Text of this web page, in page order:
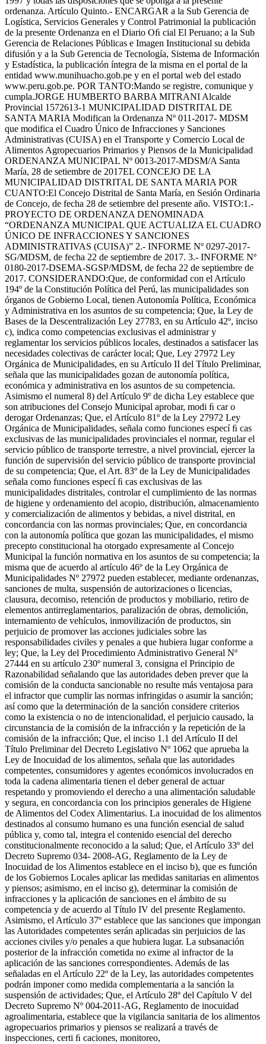
ordenanza. Artículo Quinto.- ENCARGAR a la Sub Gerencia de
Logística, Servicios Generales y Control Patrimonial la publicación
de la presente Ordenanza en el Diario Oﬁ cial El Peruano; a la Sub
Gerencia de Relaciones Públicas e Imagen Institucional su debida
difusión y a la Sub Gerencia de Tecnología, Sistema de Información
y Estadística, la publicación íntegra de la misma en el portal de la
entidad www.munihuacho.gob.pe y en el portal web del estado
www.peru.gob.pe. POR TANTO:Mando se registre, comunique y
cumpla.JORGE HUMBERTO BARBA MITRANI Alcalde
Provincial 1572613-1 MUNICIPALIDAD DISTRITAL DE
SANTA MARIA Modifican la Ordenanza Nº 011-2017- MDSM
que modifica el Cuadro Único de Infracciones y Sanciones
Administrativas (CUISA) en el Transporte y Comercio Local de
Alimentos Agropecuarios Primarios y Piensos de la Municipalidad
ORDENANZA MUNICIPAL Nº 0013-2017-MDSM/A Santa
María, 28 de setiembre de 2017EL CONCEJO DE LA
MUNICIPALIDAD DISTRITAL DE SANTA MARIA POR
CUANTO:El Concejo Distrital de Santa María, en Sesión Ordinaria
de Concejo, de fecha 28 de setiembre del presente año. VISTO:1.-
PROYECTO DE ORDENANZA DENOMINADA
“ORDENANZA MUNICIPAL QUE ACTUALIZA EL CUADRO
ÚNICO DE INFRACCIONES Y SANCIONES
ADMINISTRATIVAS (CUISA)” 2.- INFORME Nº 0297-2017-
SG/MDSM, de fecha 22 de septiembre de 2017. 3.- INFORME Nº
0180-2017-DSEMA-SGSP/MDSM, de fecha 22 de septiembre de
2017. CONSIDERANDO:Que, de conformidad con el Artículo
194º de la Constitución Política del Perú, las municipalidades son
órganos de Gobierno Local, tienen Autonomía Política, Económica
y Administrativa en los asuntos de su competencia; Que, la Ley de
Bases de la Descentralización Ley 27783, en su Artículo 42º, inciso
c), indica como competencias exclusivas el administrar y
reglamentar los servicios públicos locales, destinados a satisfacer las
necesidades colectivas de carácter local; Que, Ley 27972 Ley
Orgánica de Municipalidades, en su Artículo II del Título Preliminar,
señala que las municipalidades gozan de autonomía política,
económica y administrativa en los asuntos de su competencia.
Asimismo el numeral 8) del Artículo 9º de dicha Ley establece que
son atribuciones del Consejo Municipal aprobar, modi ﬁ car o
derogar Ordenanzas; Que, el Artículo 81º de la Ley 27972 Ley
Orgánica de Municipalidades, señala como funciones especí ﬁ cas
exclusivas de las municipalidades provinciales el normar, regular el
servicio público de transporte terrestre, a nivel provincial, ejercer la
función de supervisión del servicio público de transporte provincial
de su competencia; Que, el Art. 83º de la Ley de Municipalidades
señala como funciones especí ﬁ cas exclusivas de las
municipalidades distritales, controlar el cumplimiento de las normas
de higiene y ordenamiento del acopio, distribución, almacenamiento
y comercialización de alimentos y bebidas, a nivel distrital, en
concordancia con las normas provinciales; Que, en concordancia
con la autonomía política que gozan las municipalidades, el mismo
precepto constitucional ha otorgado expresamente al Concejo
Municipal la función normativa en los asuntos de su competencia; la
misma que de acuerdo al artículo 46º de la Ley Orgánica de
Municipalidades Nº 27972 pueden establecer, mediante ordenanzas,
sanciones de multa, suspensión de autorizaciones o licencias,
clausura, decomiso, retención de productos y mobiliario, retiro de
elementos antirreglamentarios, paralización de obras, demolición,
internamiento de vehículos, inmovilización de productos, sin
perjuicio de promover las acciones judiciales sobre las
responsabilidades civiles y penales a que hubiera lugar conforme a
ley; Que, la Ley del Procedimiento Administrativo General Nº
27444 en su artículo 230º numeral 3, consigna el Principio de
Razonabilidad señalando que las autoridades deben prever que la
comisión de la conducta sancionable no resulte más ventajosa para
el infractor que cumplir las normas infringidas o asumir la sanción;
así como que la determinación de la sanción considere criterios
como la existencia o no de intencionalidad, el perjuicio causado, la
circunstancia de la comisión de la infracción y la repetición de la
comisión de la infracción; Que, el inciso 1.1 del Artículo II del
Título Preliminar del Decreto Legislativo Nº 1062 que aprueba la
Ley de Inocuidad de los alimentos, señala que las autoridades
competentes, consumidores y agentes económicos involucrados en
toda la cadena alimentaria tienen el deber general de actuar
respetando y promoviendo el derecho a una alimentación saludable
y segura, en concordancia con los principios generales de Higiene
de Alimentos del Codex Alimentarius. La inocuidad de los alimentos
destinados al consumo humano es una función esencial de salud
pública y, como tal, integra el contenido esencial del derecho
constitucionalmente reconocido a la salud; Que, el Artículo 33º del
Decreto Supremo 034- 2008-AG, Reglamento de la Ley de
Inocuidad de los Alimentos establece en el inciso b), que es función
de los Gobiernos Locales aplicar las medidas sanitarias en alimentos
y piensos; asimismo, en el inciso g), determinar la comisión de
infracciones y la aplicación de sanciones en el ámbito de su
competencia y de acuerdo al Título IV del presente Reglamento.
Asimismo, el Artículo 37º establece que las sanciones que impongan
las Autoridades competentes serán aplicadas sin perjuicios de las
acciones civiles y/o penales a que hubiera lugar. La subsanación
posterior de la infracción cometida no exime al infractor de la
aplicación de las sanciones correspondientes. Además de las
señaladas en el Artículo 22º de la Ley, las autoridades competentes
podrán imponer como medida complementaria a la sanción la
suspensión de actividades; Que, el Artículo 28º del Capítulo V del
Decreto Supremo Nº 004-2011-AG, Reglamento de inocuidad
agroalimentaria, establece que la vigilancia sanitaria de los alimentos
agropecuarios primarios y piensos se realizará a través de
inspecciones, certi ﬁ caciones, monitoreo,